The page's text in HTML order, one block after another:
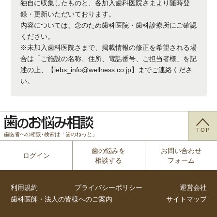
独自に収集したものと、各加入歯科医院さまより随時登
録・更新いただいております。
内容については、念のため歯科医院・歯科診療所にご確認
ください。
※未加入歯科医院さまで、掲載情報の修正を希望される場
合は「ご施設の名称、住所、電話番号、ご担当者様」を記
述の上、【iebs_info@wellness.co.jp】までご連絡くださ
い。
歯医者への相談･検索は「歯のねっと」
TOP
ログイン
歯の悩みを
相談する
お問い合わせ
フォーム
利用規約 プライバシーポリシー
運営会社
歯科医師・法人の皆様へのご案内
サイトマップ